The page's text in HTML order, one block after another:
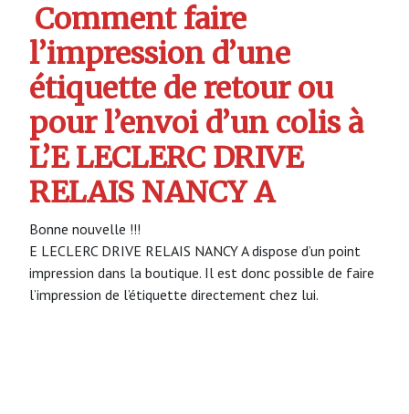
Comment faire
l’impression d’une
étiquette de retour ou
pour l’envoi d’un colis à
L’E LECLERC DRIVE
RELAIS NANCY A
Bonne nouvelle !!!
E LECLERC DRIVE RELAIS NANCY A dispose d’un point
impression dans la boutique. Il est donc possible de faire
l’impression de l’étiquette directement chez lui.